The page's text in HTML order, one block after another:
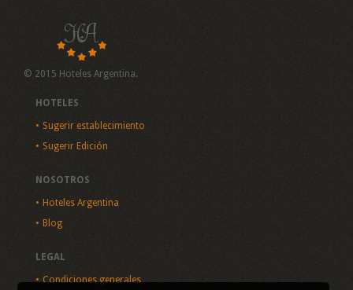
© 2015 Hoteles Argentina.
HOTELES
Sugerir establecimiento
Sugerir Edición
NOSOTROS
Hoteles Argentina
Blog
LEGAL
Condiciones generales